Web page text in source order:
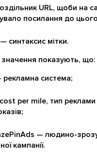
URL, щоби на
посилання до
синтаксис мітки.
значення показують, що:
рекламна система;
per mile, тип
— людино-
кампанії.